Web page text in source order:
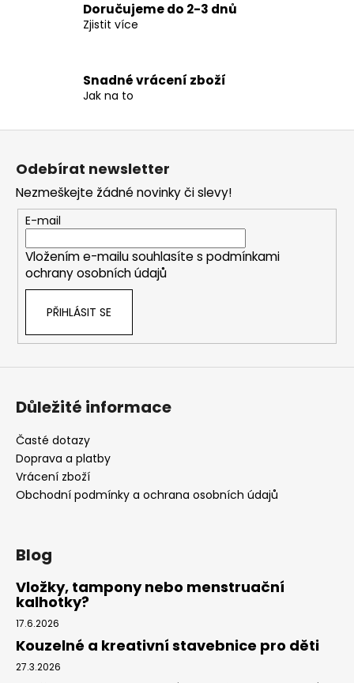
í
k
ý
s
u
Doručujeme do 2-3 dnů
Zjistit více
Snadné vrácení zboží
Jak na to
Z
Odebírat newsletter
Nezmeškejte žádné novinky či slevy!
E-mail
Vložením e-mailu souhlasíte s podmínkami
ochrany osobních údajů
PŘIHLÁSIT SE
Důležité informace
Časté dotazy
Doprava a platby
Vrácení zboží
Obchodní podmínky a ochrana osobních údajů
Blog
Vložky, tampony nebo menstruační
kalhotky?
17.6.2026
Kouzelné a kreativní stavebnice pro děti
27.3.2026